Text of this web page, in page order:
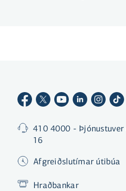
410 4000 -
16
Afgreiðslutímar útibúa
Hraðbankar